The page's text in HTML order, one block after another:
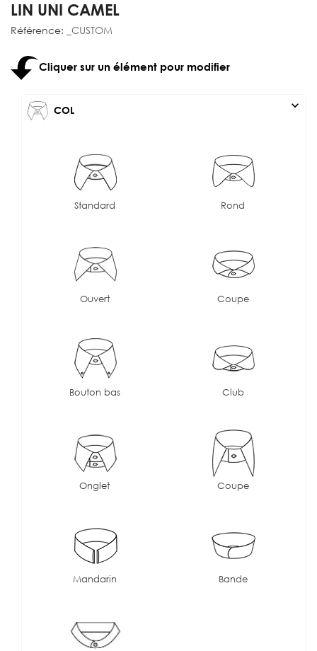
LIN UNI CAMEL
Référence: _CUSTOM
Cliquer sur un élément pour modifier
COL expand_more
Standard Rond
Ouvert Coupe
Bouton bas Club
Onglet Coupe
Mandarin Bande